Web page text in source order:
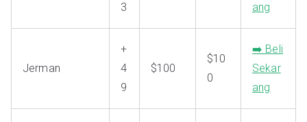
3
ang
Jerman
+
4
9
$100
$10
0
➡️ Beli
Sekar
ang